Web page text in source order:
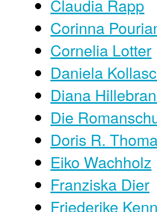
Claudia Rapp
Corinna
Cornelia Lotter
Daniela
Diana
Die
Doris R.
Eiko Wachholz
Franziska Dier
Friederike